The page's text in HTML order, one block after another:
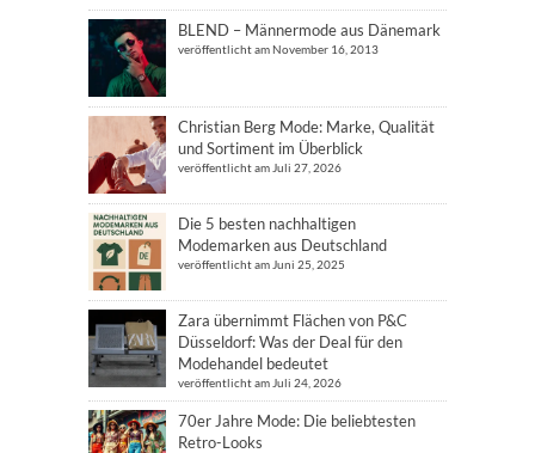
BLEND – Männermode aus Dänemark
veröffentlicht am November 16, 2013
Christian Berg Mode: Marke, Qualität
und Sortiment im Überblick
veröffentlicht am Juli 27, 2026
Die 5 besten nachhaltigen
Modemarken aus Deutschland
veröffentlicht am Juni 25, 2025
Zara übernimmt Flächen von P&C
Düsseldorf: Was der Deal für den
Modehandel bedeutet
veröffentlicht am Juli 24, 2026
70er Jahre Mode: Die beliebtesten
Retro-Looks